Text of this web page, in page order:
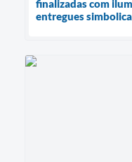
finalizadas com
entregues